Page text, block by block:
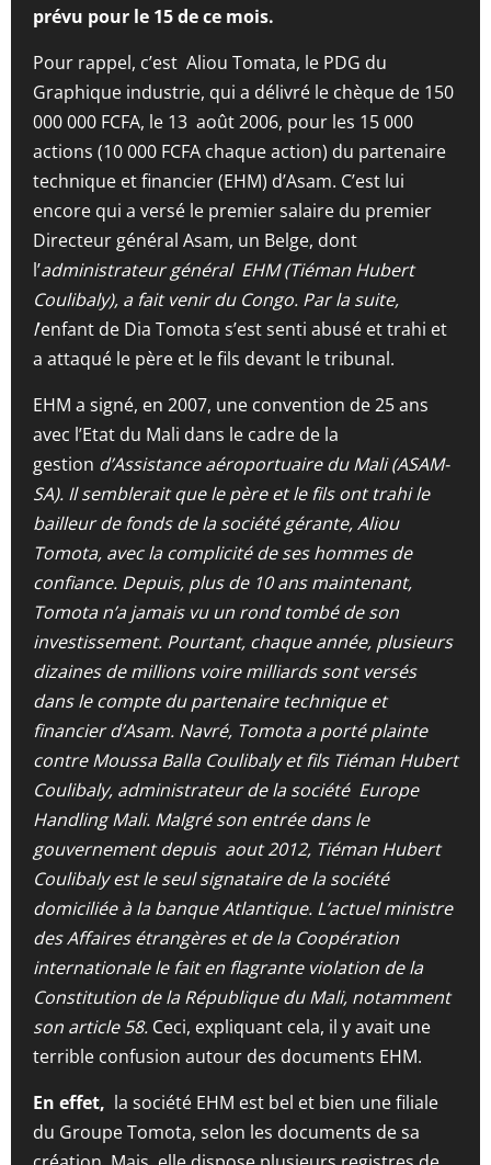
prévu pour le 15 de ce mois.
Pour rappel, c’est Aliou Tomata, le PDG du
Graphique industrie, qui a délivré le chèque de 150
000 000 FCFA, le 13 août 2006, pour les 15 000
actions (10 000 FCFA chaque action) du partenaire
technique et financier (EHM) d’Asam. C’est lui
encore qui a versé le premier salaire du premier
Directeur général Asam, un Belge, dont
l’administrateur général EHM (Tiéman Hubert
Coulibaly), a fait venir du Congo. Par la suite,
l’enfant de Dia Tomota s’est senti abusé et trahi et
a attaqué le père et le fils devant le tribunal.
EHM a signé, en 2007, une convention de 25 ans
avec l’Etat du Mali dans le cadre de la
gestion d’Assistance aéroportuaire du Mali (ASAM-
SA). Il semblerait que le père et le fils ont trahi le
bailleur de fonds de la société gérante, Aliou
Tomota, avec la complicité de ses hommes de
confiance. Depuis, plus de 10 ans maintenant,
Tomota n’a jamais vu un rond tombé de son
investissement. Pourtant, chaque année, plusieurs
dizaines de millions voire milliards sont versés
dans le compte du partenaire technique et
financier d’Asam. Navré, Tomota a porté plainte
contre Moussa Balla Coulibaly et fils Tiéman Hubert
Coulibaly, administrateur de la société Europe
Handling Mali. Malgré son entrée dans le
gouvernement depuis aout 2012, Tiéman Hubert
Coulibaly est le seul signataire de la société
domiciliée à la banque Atlantique. L’actuel ministre
des Affaires étrangères et de la Coopération
internationale le fait en flagrante violation de la
Constitution de la République du Mali, notamment
son article 58. Ceci, expliquant cela, il y avait une
terrible confusion autour des documents EHM.
En effet, la société EHM est bel et bien une filiale
du Groupe Tomota, selon les documents de sa